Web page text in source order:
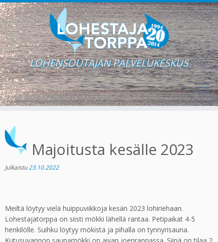
content
LOHENSOUTAJAN PALVELUKESKUS
Majoitusta kesälle 2023
Julkaistu23.10.2022
Meiltä löytyy vielä huippuviikkoja kesän 2023 lohiriehaan.
Lohestajatorppa on siisti mökki lähellä rantaa. Petipaikat 4-5
henkilölle. Suihku löytyy mökistä ja pihalla on tynnyrisauna.